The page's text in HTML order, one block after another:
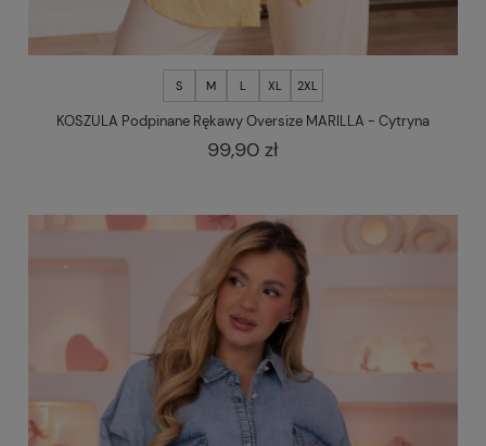
S M L XL 2XL
KOSZULA Podpinane Rękawy Oversize MARILLA - Cytryna
99,90 zł